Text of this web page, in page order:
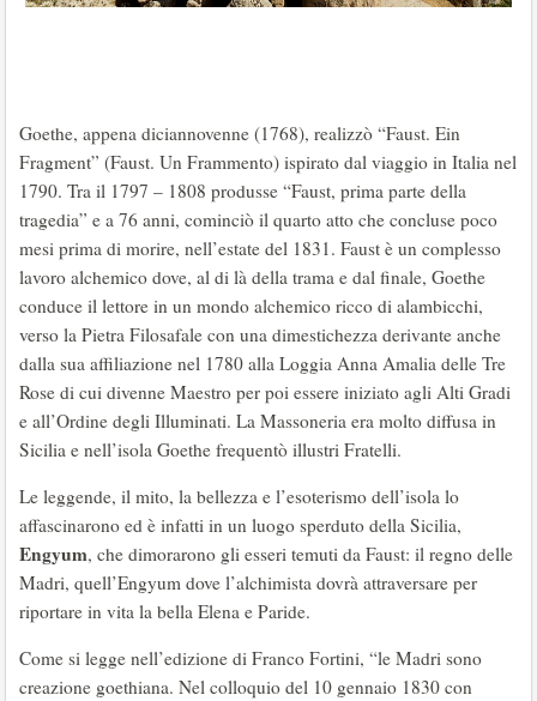
Goethe, appena diciannovenne (1768), realizzò “Faust. Ein
Fragment” (Faust. Un Frammento) ispirato dal viaggio in Italia nel
1790. Tra il 1797 – 1808 produsse “Faust, prima parte della
tragedia” e a 76 anni, cominciò il quarto atto che concluse poco
mesi prima di morire, nell’estate del 1831. Faust è un complesso
lavoro alchemico dove, al di là della trama e dal finale, Goethe
conduce il lettore in un mondo alchemico ricco di alambicchi,
verso la Pietra Filosafale con una dimestichezza derivante anche
dalla sua affiliazione nel 1780 alla Loggia Anna Amalia delle Tre
Rose di cui divenne Maestro per poi essere iniziato agli Alti Gradi
e all’Ordine degli Illuminati. La Massoneria era molto diffusa in
Sicilia e nell’isola Goethe frequentò illustri Fratelli.
Le leggende, il mito, la bellezza e l’esoterismo dell’isola lo
affascinarono ed è infatti in un luogo sperduto della Sicilia,
Engyum, che dimorarono gli esseri temuti da Faust: il regno delle
Madri, quell’Engyum dove l’alchimista dovrà attraversare per
riportare in vita la bella Elena e Paride.
Come si legge nell’edizione di Franco Fortini, “le Madri sono
creazione goethiana. Nel colloquio del 10 gennaio 1830 con